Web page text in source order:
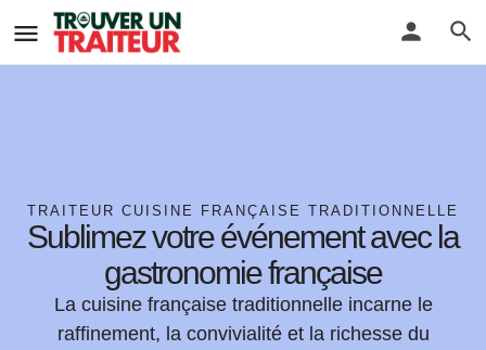
TRAITEUR CUISINE FRANÇAISE TRADITIONNELLE
Sublimez votre événement avec la
gastronomie française
La cuisine française traditionnelle incarne le
raffinement, la convivialité et la richesse du